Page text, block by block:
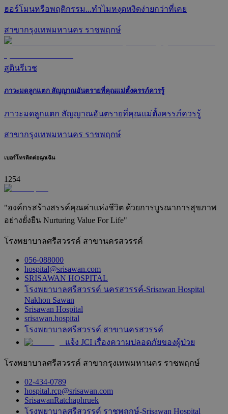
ฮอร์โมนหรือพฤติกรรม...ทำไมหงุดหงิดง่ายกว่าที่เคย
สาขากรุงเทพมหานคร ราชพฤกษ์
สูตินรีเวช
ภาวะมดลูกแตก สัญญาณอันตรายที่คุณแม่ตั้งครรภ์ควรรู้
ภาวะมดลูกแตก สัญญาณอันตรายที่คุณแม่ตั้งครรภ์ควรรู้
สาขากรุงเทพมหานคร ราชพฤกษ์
เบอร์โทรติดต่อฉุกเฉิน
1254
"องค์กรสร้างสรรค์คุณค่าแห่งชีวิต ด้วยการบูรณาการสุขภาพ
อย่างยั่งยืน Nurturing Value For Life"
โรงพยาบาลศรีสวรรค์ สาขานครสวรรค์
056-088000
hospital@srisawan.com
SRISAWAN HOSPITAL
โรงพยาบาลศรีสวรรค์ นครสวรรค์-Srisawan Hospital
Nakhon Sawan
Srisawan Hospital
srisawan.hospital
โรงพยาบาลศรีสวรรค์ สาขานครสวรรค์
แจ้ง JCI เรื่องความปลอดภัยของผู้ป่วย
โรงพยาบาลศรีสวรรค์ สาขากรุงเทพมหานคร ราชพฤกษ์
02-434-0789
hospital.rcp@srisawan.com
SrisawanRatchaphruek
โรงพยาบาลศรีสวรรค์ ราชพฤกษ์-Srisawan Hospital